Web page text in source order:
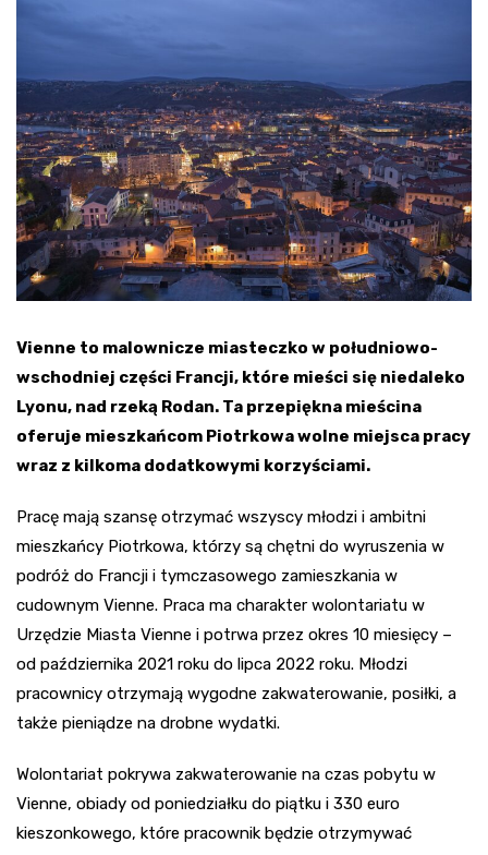
Vienne to malownicze miasteczko w południowo-
wschodniej części Francji, które mieści się niedaleko
Lyonu, nad rzeką Rodan. Ta przepiękna mieścina
oferuje mieszkańcom Piotrkowa wolne miejsca pracy
wraz z kilkoma dodatkowymi korzyściami.
Pracę mają szansę otrzymać wszyscy młodzi i ambitni
mieszkańcy Piotrkowa, którzy są chętni do wyruszenia w
podróż do Francji i tymczasowego zamieszkania w
cudownym Vienne. Praca ma charakter wolontariatu w
Urzędzie Miasta Vienne i potrwa przez okres 10 miesięcy –
od października 2021 roku do lipca 2022 roku. Młodzi
pracownicy otrzymają wygodne zakwaterowanie, posiłki, a
także pieniądze na drobne wydatki.
Wolontariat pokrywa zakwaterowanie na czas pobytu w
Vienne, obiady od poniedziałku do piątku i 330 euro
kieszonkowego, które pracownik będzie otrzymywać